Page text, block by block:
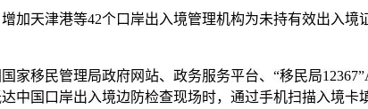
天津港等42个口岸出入境管理机构为未持有效出入境
移民管理局政府网站、政务服务平台、“移民局
中国口岸出入境边防检查现场时，通过手机扫描入境